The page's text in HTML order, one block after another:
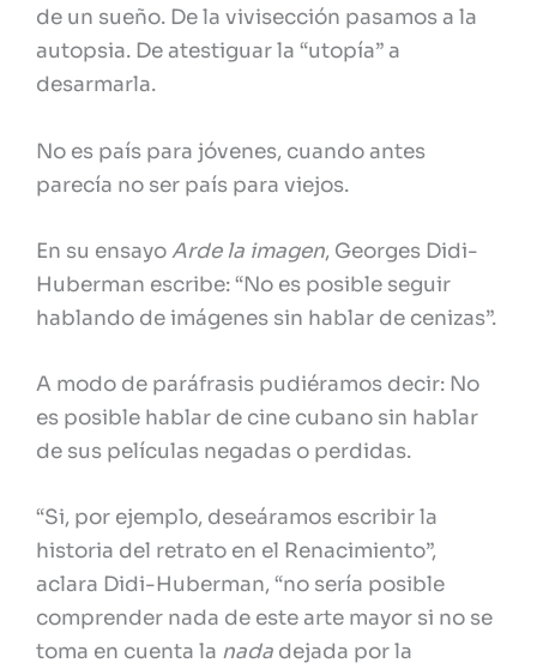
de un sueño. De la vivisección pasamos a la
autopsia. De atestiguar la “utopía” a
desarmarla.
No es país para jóvenes, cuando antes
parecía no ser país para viejos.
En su ensayoArde la imagen, Georges Didi-
Huberman escribe: “No es posible seguir
hablando de imágenes sin hablar de cenizas”.
A modo de paráfrasis pudiéramos decir: No
es posible hablar de cine cubano sin hablar
de sus películas negadas o perdidas.
“Si, por ejemplo, deseáramos escribir la
historia del retrato en el Renacimiento”,
aclara Didi-Huberman, “no sería posible
comprender nada de este arte mayor si no se
toma en cuenta la nada dejada por la